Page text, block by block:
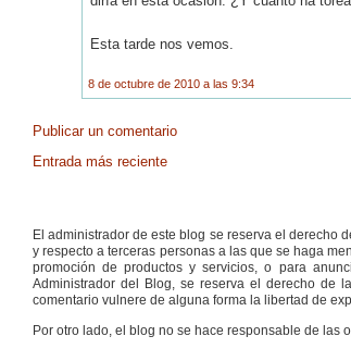
Esta tarde nos vemos.
8 de octubre de 2010 a las 9:34
Publicar un comentario
Entrada más reciente
El administrador de este blog se reserva el derecho
y respecto a terceras personas a las que se haga
promoción de productos y servicios, o para
Administrador del Blog, se reserva el derecho de
comentario vulnere de alguna forma la libertad de
Por otro lado, el blog no se hace responsable de